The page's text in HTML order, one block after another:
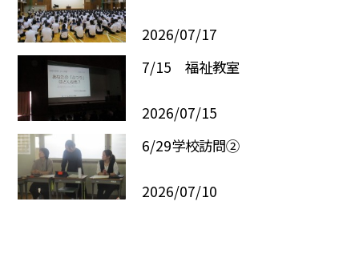
2026/07/17
7/15 福祉教室
2026/07/15
6/29学校訪問②
2026/07/10